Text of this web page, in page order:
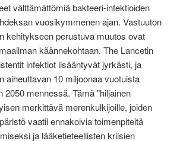
välttämättömiä bakteeri-infektioiden
vuosikymmenen ajan. Vastuuton
kehitykseen perustuva muutos ovat
käännekohtaan. The Lancetin
infektiot lisääntyvät jyrkästi, ja
aiheuttavan 10 miljoonaa vuotuista
2050 mennessä. Tämä ”hiljainen
merkittävä merenkulkijoille, joiden
vaatii ennakoivia toimenpiteitä
ja lääketieteellisten kriisien